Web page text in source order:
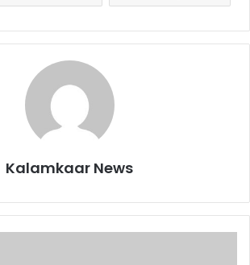
Kalamkaar News